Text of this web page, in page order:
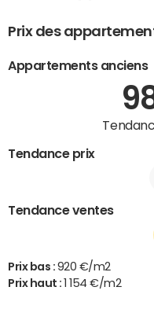
Prix des
Appartements anciens
Tendance prix
Tendance ventes
Prix bas : 920 €/m2
Prix haut :1 154 €/m2